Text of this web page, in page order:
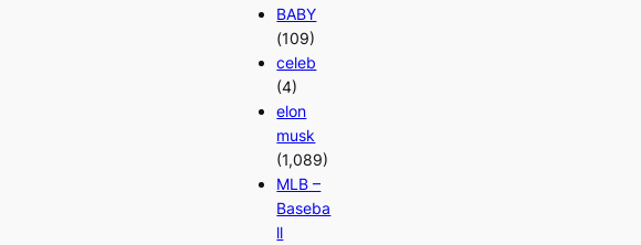
BABY
(109)
celeb
(4)
elon
musk
(1,089)
MLB –
Baseba
ll